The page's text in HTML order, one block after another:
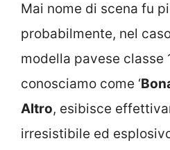
Mai nome di scena fu
probabilmente, nel
modella pavese classe
conosciamo come ‘
Altro, esibisce
irresistibile ed